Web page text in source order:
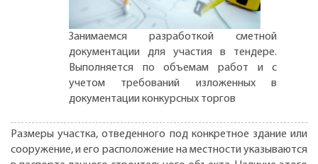
Занимаемся разработкой сметной
документации для участия в тендере.
Выполняется по объемам работ и с
учетом требований изложенных в
документации конкурсных торгов
Размеры участка, отведенного под конкретное здание или
сооружение, и его расположение на местности указываются